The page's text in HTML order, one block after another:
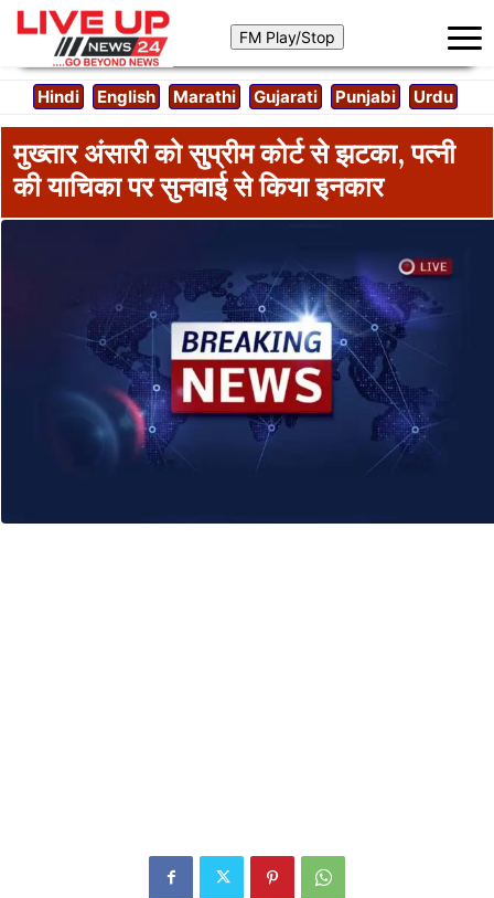
Hindi English Marathi Gujarati Punjabi Urdu
मुख्तार अंसारी को सु्प्रीम कोर्ट से झटका, पत्‍नी
की याचिका पर सुनवाई से किया इनकार